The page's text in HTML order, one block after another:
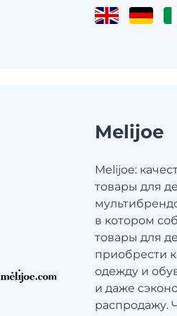
Melijoe
Melijoe:
товары для
в котором
товары для
приобрести
одежду и
и даже
распродажу.